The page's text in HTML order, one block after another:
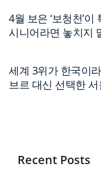
4월 보은 ‘보청천’
시니어라면 놓치지
세계 3위가 한국이
브르 대신 선택한
Recent Posts